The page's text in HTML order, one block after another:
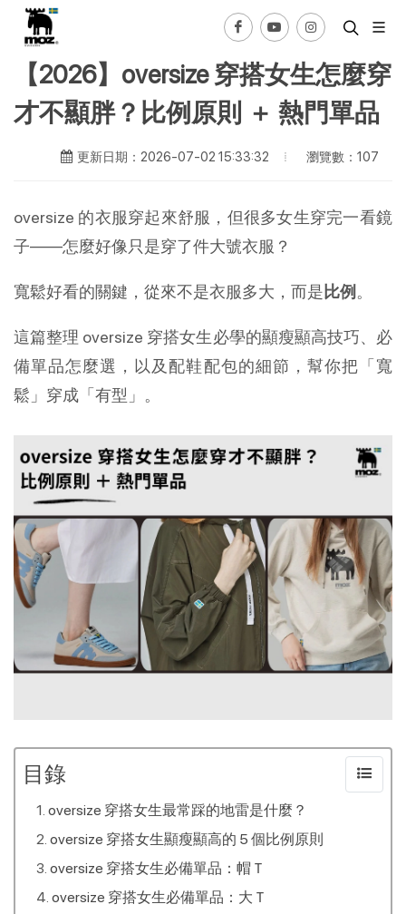
【2026】oversize 穿搭女生怎麼穿
才不顯胖？比例原則 ＋ 熱門單品
更新日期：2026-07-02 15:33:32 瀏覽數：107
oversize 的衣服穿起來舒服，但很多女生穿完一看鏡
子——怎麼好像只是穿了件大號衣服？
寬鬆好看的關鍵，從來不是衣服多大，而是比例 。
這篇整理 oversize 穿搭女生必學的顯瘦顯高技巧、必
備單品怎麼選，以及配鞋配包的細節，幫你把「寬
鬆」穿成「有型」。
目錄
oversize 穿搭女生最常踩的地雷是什麼？
oversize 穿搭女生顯瘦顯高的 5 個比例原則
oversize 穿搭女生必備單品：帽Ｔ
oversize 穿搭女生必備單品：大Ｔ